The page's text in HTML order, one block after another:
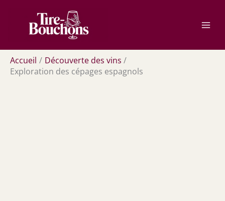
contenu
Accueil
Découverte des vins
Exploration des cépages espagnols